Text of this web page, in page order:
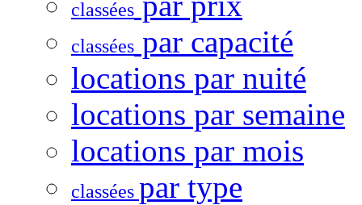
classées
classées par capacité
locations par nuité
locations par semaine
locations par mois
classées par type